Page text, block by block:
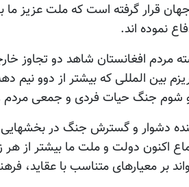
جهان قرار گرفته است که ملت عزیز
نموده اند.
گذشته مردم افغانستان شاهد دو
بین المللی که بیشتر از دوو نیم
شوم جنگ حیات فردی و جمعی مردم
دشوار و گسترش جنگ در
اکنون دولت و ملت ما بیشتر از هر
بر معیارهای متناسب با عقاید،